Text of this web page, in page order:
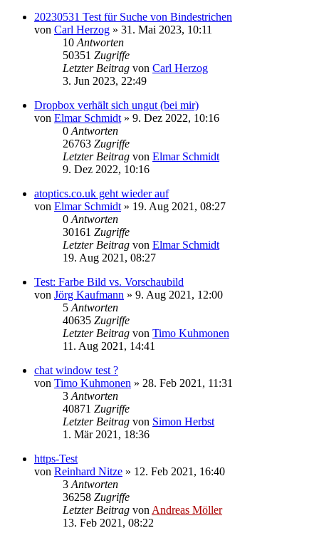
20230531 Test für Suche von Bindestrichen
von Carl Herzog » 31. Mai 2023, 10:11
10 Antworten
50351 Zugriffe
Letzter Beitrag von Carl Herzog
3. Jun 2023, 22:49
Dropbox verhält sich ungut (bei mir)
von Elmar Schmidt » 9. Dez 2022, 10:16
0 Antworten
26763 Zugriffe
Letzter Beitrag von Elmar Schmidt
9. Dez 2022, 10:16
atoptics.co.uk geht wieder auf
von Elmar Schmidt » 19. Aug 2021, 08:27
0 Antworten
30161 Zugriffe
Letzter Beitrag von Elmar Schmidt
19. Aug 2021, 08:27
Test: Farbe Bild vs. Vorschaubild
von Jörg Kaufmann » 9. Aug 2021, 12:00
5 Antworten
40635 Zugriffe
Letzter Beitrag von Timo Kuhmonen
11. Aug 2021, 14:41
chat window test ?
von Timo Kuhmonen » 28. Feb 2021, 11:31
3 Antworten
40871 Zugriffe
Letzter Beitrag von Simon Herbst
1. Mär 2021, 18:36
https-Test
von Reinhard Nitze » 12. Feb 2021, 16:40
3 Antworten
36258 Zugriffe
Letzter Beitrag von Andreas Möller
13. Feb 2021, 08:22